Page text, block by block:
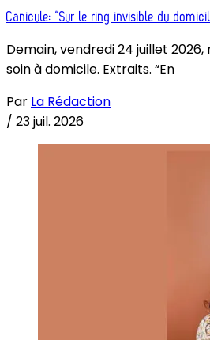
Canicule: “Sur le ring invisible du
Demain, vendredi 24 juillet
soin à domicile. Extraits. “En
Par La Rédaction
/ 23 juil. 2026